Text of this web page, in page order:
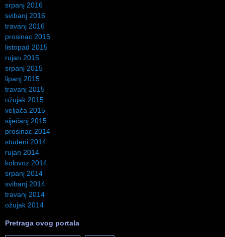
srpanj 2016
svibanj 2016
travanj 2016
prosinac 2015
listopad 2015
rujan 2015
srpanj 2015
lipanj 2015
travanj 2015
ožujak 2015
veljača 2015
siječanj 2015
prosinac 2014
studeni 2014
rujan 2014
kolovoz 2014
srpanj 2014
svibanj 2014
travanj 2014
ožujak 2014
Pretraga ovog portala